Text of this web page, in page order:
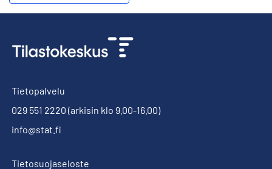
Tietopalvelu
029 551 2220 (arkisin klo 9.00-16.00)
info@stat.fi
Tietosuojaseloste